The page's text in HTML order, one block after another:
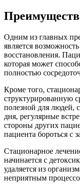
Одним из главных
является
восстановления.
которая может
полностью
Кроме того,
структурированную
полезной для людей,
дня, регулярные
стороны других
пациента бороться с
Стационарное
начинается с
удаляется из
неприятным